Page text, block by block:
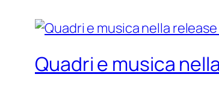
Quadri e musica